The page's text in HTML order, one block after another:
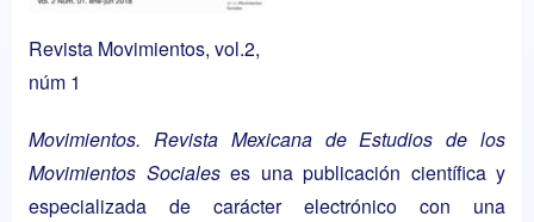
Revista Movimientos, vol.2,
núm 1
Movimientos. Revista Mexicana de Estudios de los
Movimientos Socialeses una publicación científica y
especializada de carácter electrónico con una